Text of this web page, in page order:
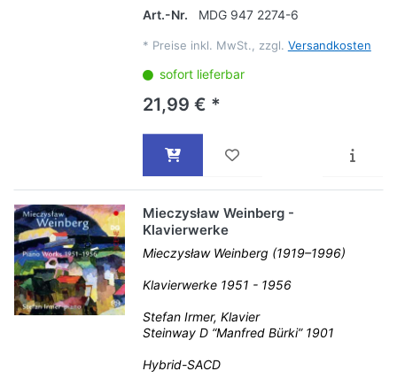
Art.-Nr.
MDG 947 2274-6
* Preise inkl. MwSt., zzgl. Versandkosten
sofort lieferbar
21,99 € *
Mieczysław Weinberg -
Klavierwerke
Mieczysław Weinberg (1919–1996)
Klavierwerke 1951 - 1956
Stefan Irmer, Klavier
Steinway D “Manfred Bürki” 1901
Hybrid-SACD